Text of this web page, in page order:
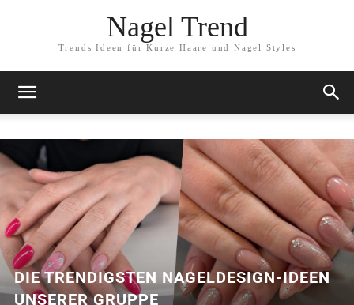
Nagel Trend
Trends Ideen für Kurze Haare und Nagel Styles
DIE TRENDIGSTEN NAGELDESIGN-IDEEN
UNSERER GRUPPE